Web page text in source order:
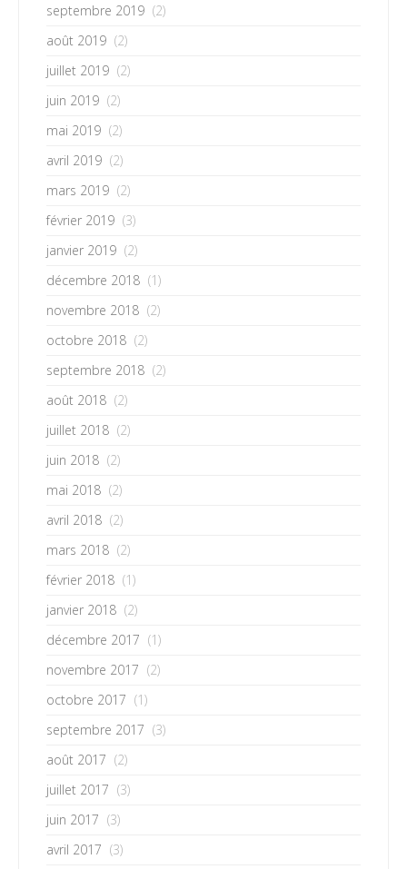
septembre 2019 (2)
août 2019 (2)
juillet 2019 (2)
juin 2019 (2)
mai 2019 (2)
avril 2019 (2)
mars 2019 (2)
février 2019 (3)
janvier 2019 (2)
décembre 2018 (1)
novembre 2018 (2)
octobre 2018 (2)
septembre 2018 (2)
août 2018 (2)
juillet 2018 (2)
juin 2018 (2)
mai 2018 (2)
avril 2018 (2)
mars 2018 (2)
février 2018 (1)
janvier 2018 (2)
décembre 2017 (1)
novembre 2017 (2)
octobre 2017 (1)
septembre 2017 (3)
août 2017 (2)
juillet 2017 (3)
juin 2017 (3)
avril 2017 (3)